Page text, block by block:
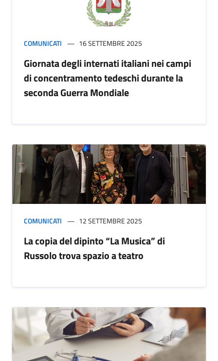
COMUNICATI 16 SETTEMBRE 2025
Giornata degli internati italiani nei campi
di concentramento tedeschi durante la
seconda Guerra Mondiale
COMUNICATI 12 SETTEMBRE 2025
La copia del dipinto “La Musica” di
Russolo trova spazio a teatro